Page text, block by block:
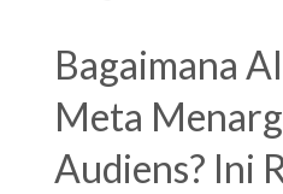
Bagaimana
Meta
Audiens? Ini